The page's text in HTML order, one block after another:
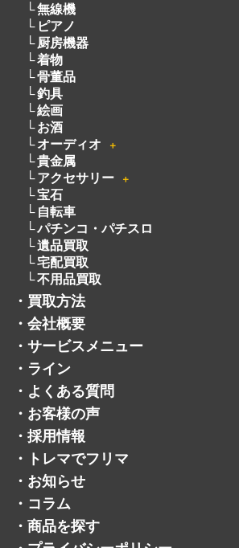
無線機
ピアノ
厨房機器
着物
骨董品
釣具
絵画
お酒
オーディオ
＋
貴金属
アクセサリー
＋
宝石
自転車
パチンコ・パチスロ
遺品買取
宅配買取
不用品買取
・ 買取方法
・ 会社概要
・ サービスメニュー
・ ライン
・ よくある質問
・ お客様の声
・ 採用情報
・
トレマでフリマ
・ お知らせ
・ コラム
・ 商品を探す